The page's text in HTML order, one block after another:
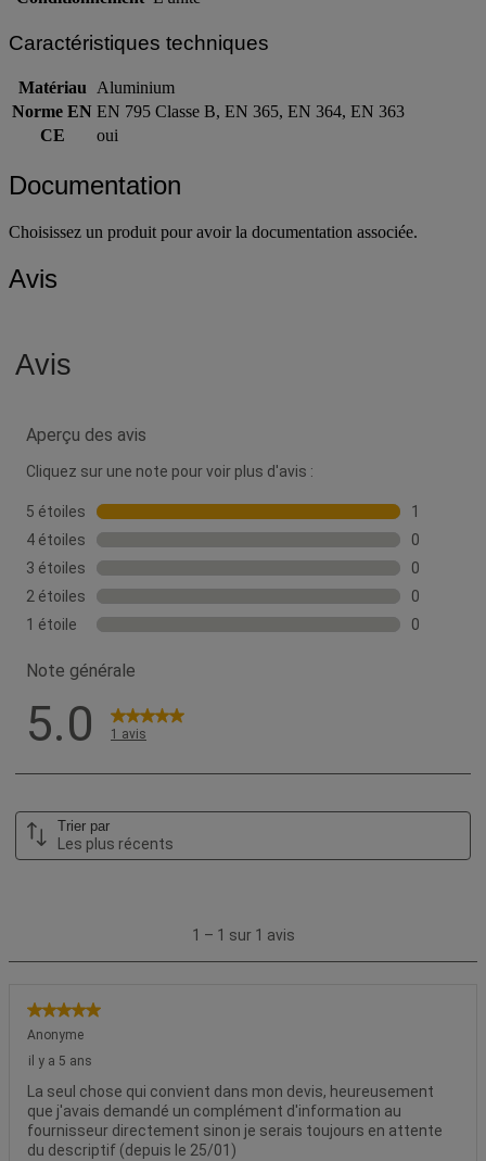
Caractéristiques techniques
Matériau
Aluminium
Norme EN EN 795 Classe B, EN 365, EN 364, EN 363
CE
oui
Documentation
Choisissez un produit pour avoir la documentation associée.
Avis